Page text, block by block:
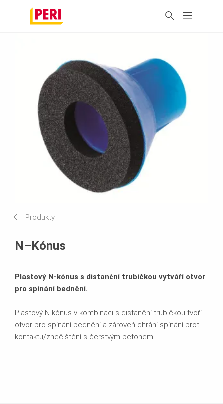
Produkty
N–Kónus
Plastový N-kónus s distanční trubičkou vytváří otvor
pro spínání bednění.
Plastový N-kónus v kombinaci s distanční trubičkou tvoří
otvor pro spínání bednění a zároveň chrání spínání proti
kontaktu/znečištění s čerstvým betonem.